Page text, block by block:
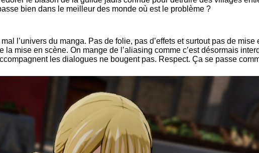
bien dans le meilleur des monde où est le problème ?
l’univers du manga. Pas de folie, pas d’effets et surtout pas de
mise en scène. On mange de l’aliasing comme c’est désormais
les dialogues ne bougent pas. Respect. Ça se passe